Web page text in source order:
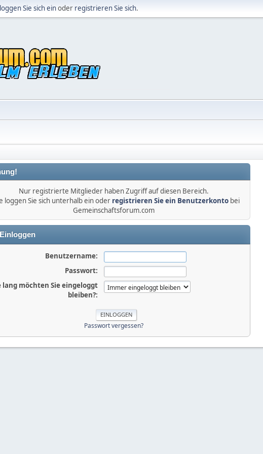
loggen Sie sich einoder registrieren Sie sich.
Nur registrierte Mitglieder haben Zugriff auf diesen Bereich.
loggen Sie sich unterhalb ein oder registrieren Sie ein Benutzerkontobei
Gemeinschaftsforum.com
Benutzername:
Passwort:
lang möchten Sie eingeloggt
bleiben?:
Passwort vergessen?